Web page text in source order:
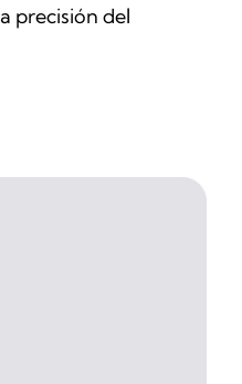
precisión del